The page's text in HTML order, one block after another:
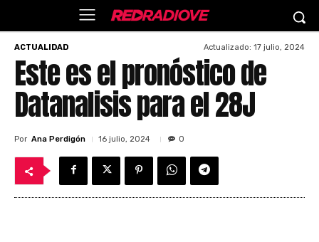
ACTUALIDAD Actualizado: 17 julio, 2024
Este es el pronóstico de
Datanalisis para el 28J
Por Ana Perdigón 16 julio, 2024 0